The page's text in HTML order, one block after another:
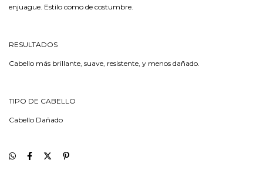
enjuague. Estilo como de costumbre.
RESULTADOS
Cabello más brillante, suave, resistente, y menos dañado.
TIPO DE CABELLO
Cabello Dañado